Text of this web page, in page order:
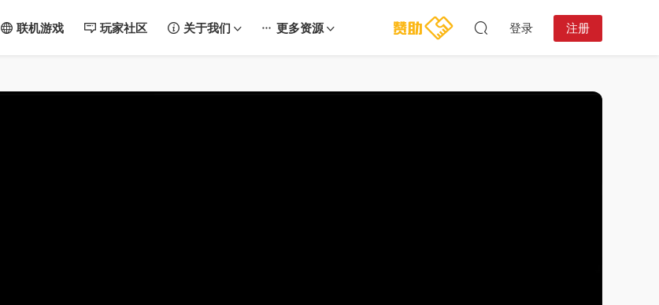
联机游戏 玩家社区 关于我们 更多资源 登录 注册